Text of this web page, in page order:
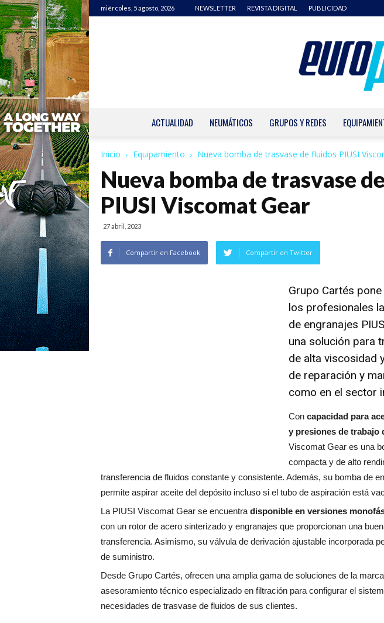
miércoles, 5 agosto, 2026 NEWSLETTER REVISTA DIGITAL PUBLICIDAD
ACTUALIDAD NEUMÁTICOS GRUPOS Y REDES
Inicio Equipamiento Nueva bomba de trasvase de fluidos PIUSI
Nueva bomba de trasvase
PIUSI Viscomat Gear
27 abril, 2023
Compartir en Facebook Compartir en Twitter
Grupo Cartés
los profesionales
de engranajes
una solución para
de alta viscosidad
de reparación y
como en el sector
Con capacidad para
y presiones de trabajo
Viscomat Gear es una
compacta y de alto
transferencia de fluidos constante y consistente. Además, su bomba de
permite aspirar aceite del depósito incluso si el tubo de aspiración está
La PIUSI Viscomat Gear se encuentra disponible en versiones
con un rotor de acero sinterizado y engranajes que proporcionan una
transferencia. Asimismo, su válvula de derivación ajustable incorporada
de suministro.
Desde Grupo Cartés, ofrecen una amplia gama de soluciones de la
asesoramiento técnico especializado en filtración para configurar el
necesidades de trasvase de fluidos de sus clientes.